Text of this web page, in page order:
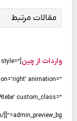
مقالات مرتبط
واردات از چین style=”
animation=”
custom_class=”
admin_preview_bg=”][/av_font_icon]